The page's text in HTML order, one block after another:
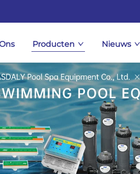
Producten Nieuws